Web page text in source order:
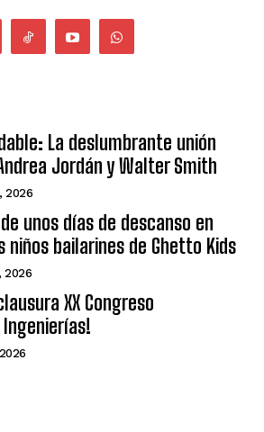
La deslumbrante unión
Jordán y Walter Smith
2026
unos días de descanso en
niños bailarines de Ghetto Kids
2026
XX Congreso